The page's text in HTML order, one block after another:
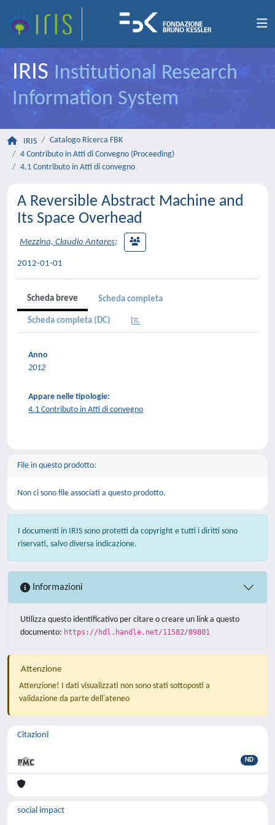
IRIS Institutional Research
Information System
IRIS
Catalogo Ricerca FBK
4 Contributo in Atti di Convegno (Proceeding)
4.1 Contributo in Atti di convegno
A Reversible Abstract Machine and
Its Space Overhead
Mezzina, Claudio Antares;
2012-01-01
Scheda breve Scheda completa
Scheda completa (DC)
Anno
2012
Appare nelle tipologie:
4.1 Contributo in Atti di convegno
File in questo prodotto:
Non ci sono file associati a questo prodotto.
I documenti in IRIS sono protetti da copyright e tutti i diritti sono
riservati, salvo diversa indicazione.
Informazioni
Utilizza questo identificativo per citare o creare un link a questo
documento: https://hdl.handle.net/11582/89801
Attenzione
Attenzione! I dati visualizzati non sono stati sottoposti a
validazione da parte dell'ateneo
Citazioni
ND
social impact